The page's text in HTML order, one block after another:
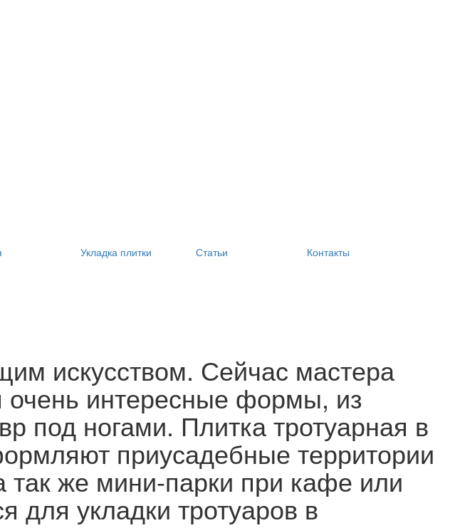
Укладка плитки Статьи Контакты
искусством. Сейчас мастера
очень интересные формы, из
под ногами. Плитка тротуарная в
приусадебные территории
так же мини-парки при кафе или
для укладки тротуаров в